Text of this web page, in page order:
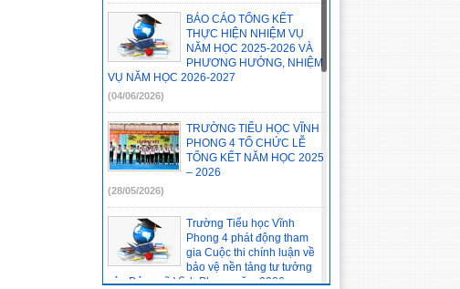
888/TB-UBND(31/08/2022)
2397/QĐ-UBND (26/08/2022)
31/2022/NQ-HĐND(16/08/2022)
BÁO CÁO TỔNG KẾT
THỰC HIỆN NHIỆM VỤ
NĂM HỌC 2025-2026 VÀ
PHƯƠNG HƯỚNG, NHIỆM
VỤ NĂM HỌC 2026-2027
(04/06/2026)
TRƯỜNG TIỂU HỌC VĨNH
PHONG 4 TỔ CHỨC LỄ
TỔNG KẾT NĂM HỌC 2025
– 2026
(28/05/2026)
Trường Tiểu học Vĩnh
Phong 4 phát động tham
gia Cuộc thi chính luận về
bảo vệ nền tảng tư tưởng
của Đảng xã Vĩnh Phong năm 2026